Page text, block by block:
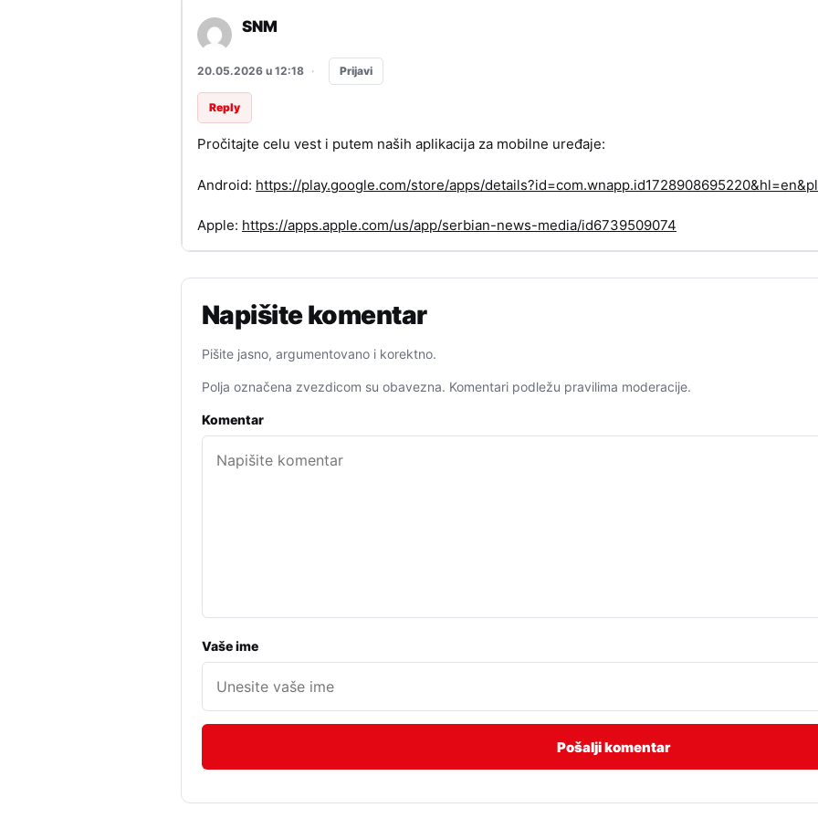
SNM
20.05.2026 u 12:18 · Prijavi
Reply
Pročitajte celu vest i putem naših aplikacija za mobilne uređaje:
Android: https://play.google.com/store/apps/
Apple: https://apps.apple.com/us/app/serbian-news-media/id6739509074
Napišite komentar
Pišite jasno, argumentovano i korektno.
Polja označena zvezdicom su obavezna. Komentari podležu pravilima moderacije.
Komentar
Vaše ime